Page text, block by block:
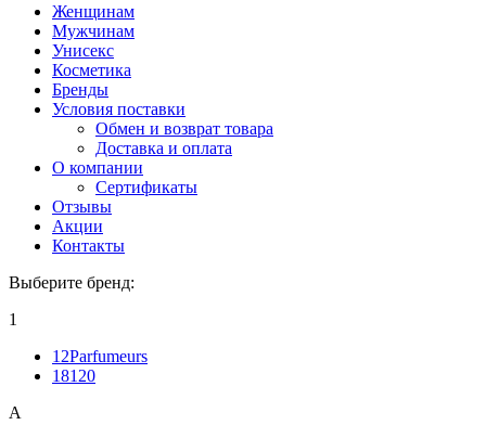
Женщинам
Мужчинам
Унисекс
Косметика
Бренды
Условия поставки
Обмен и возврат товара
Доставка и оплата
О компании
Сертификаты
Отзывы
Акции
Контакты
Выберите бренд:
1
12Parfumeurs
18120
A